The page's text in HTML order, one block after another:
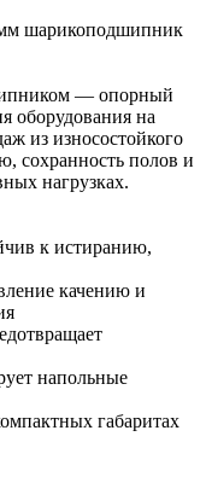
мм шарикоподшипник
— опорный
оборудования на
из износостойкого
сохранность полов и
нагрузках.
к истиранию,
качению и
напольные
габаритах